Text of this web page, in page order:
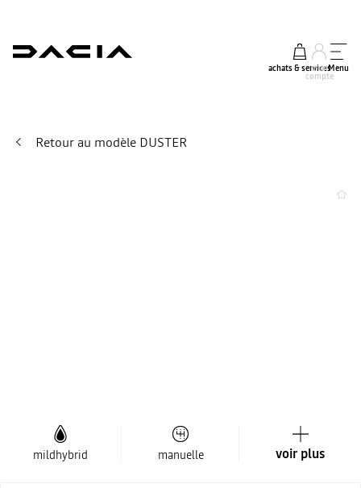
achats & services
mon
compte
Menu
Retour au modèle DUSTER
mildhybrid manuelle voir plus